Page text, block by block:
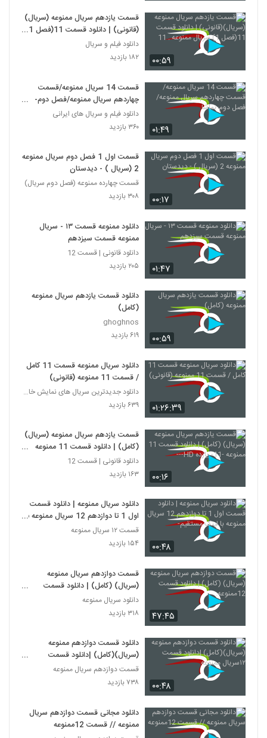
۰۰:۵۹
قسمت یازدهم سریال ممنوعه (سریال)
(قانونی) | دانلود قسمت 11(فصل 1)
سریال ممنوعه . 11
دانلود فیلم و سریال
۱۸۲ بازدید
۰۱:۴۹
قسمت 14 سریال ممنوعه/قسمت
چهاردهم سریال ممنوعه/فصل دوم-
نماشا
دانلود فیلم و سریال های ایرانی
۳۶۰ بازدید
۰۰:۱۷
قسمت اول 1 فصل دوم سریال ممنوعه
2 (سریال ) - دیدستان
قسمت چهارده ممنوعه (فصل دوم سریال)
۳۰۸ بازدید
۰۱:۴۷
دانلود ممنوعه قسمت ۱۳ - سریال
ممنوعه قسمت سیزدهم
دانلود قانونی | قسمت 12
۲۰۵ بازدید
۰۰:۵۹
دانلود قسمت یازدهم سریال ممنوعه
(کامل)
ghoghnos
۶۱۹ بازدید
۰۱:۲۶:۳۹
دانلود سریال ممنوعه قسمت 11 کامل
/ قسمت 11 ممنوعه (قانونی)
دانلود جدیدترین سریال های نمایش خانگی
۶۳۹ بازدید
۰۰:۱۶
قسمت یازدهم سریال ممنوعه (سریال)
(کامل) | دانلود قسمت 11 ممنوعه
-11- یازده HD---
دانلود قانونی | قسمت 12
۱۶۳ بازدید
۰۰:۴۸
دانلود سریال ممنوعه | دانلود قسمت
اول 1 تا دوازدهم 12 سریال ممنوعه با
لینک مستقیم-
قسمت ۱۲ سریال ممنوعه
۱۵۴ بازدید
۴۷:۴۵
قسمت دوازدهم سریال ممنوعه
(سریال) (کامل) | دانلود قسمت
12ممنوعه.
دانلود سریال ممنوعه
۳۱۸ بازدید
۰۰:۴۸
دانلود قسمت دوازدهم ممنوعه
(سریال)(کامل) |دانلود قسمت
۱۲سریال ممنوعه
قسمت دوازدهم سریال ممنوعه
۷۳۸ بازدید
دانلود مجانی قسمت دوازدهم سریال
ممنوعه // قسمت 12ممنوعه